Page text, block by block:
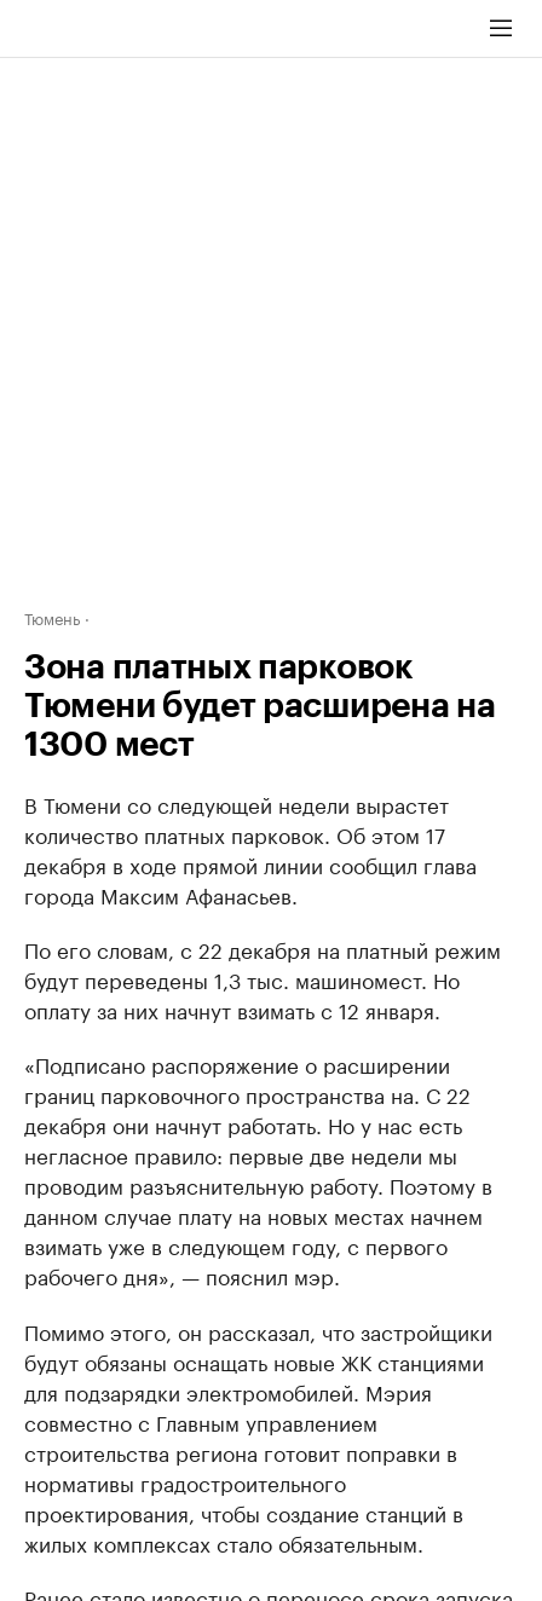
Тюмень
Зона платных парковок
Тюмени будет расширена на
1300 мест
В Тюмени со следующей недели вырастет
количество платных парковок. Об этом 17
декабря в ходе прямой линии сообщил глава
города Максим Афанасьев.
По его словам, с 22 декабря на платный режим
будут переведены 1,3 тыс. машиномест. Но
оплату за них начнут взимать с 12 января.
«Подписано распоряжение о расширении
границ парковочного пространства на. С 22
декабря они начнут работать. Но у нас есть
негласное правило: первые две недели мы
проводим разъяснительную работу. Поэтому в
данном случае плату на новых местах начнем
взимать уже в следующем году, с первого
рабочего дня», — пояснил мэр.
Помимо этого, он рассказал, что застройщики
будут обязаны оснащать новые ЖК станциями
для подзарядки электромобилей. Мэрия
совместно с Главным управлением
строительства региона готовит поправки в
нормативы градостроительного
проектирования, чтобы создание станций в
жилых комплексах стало обязательным.